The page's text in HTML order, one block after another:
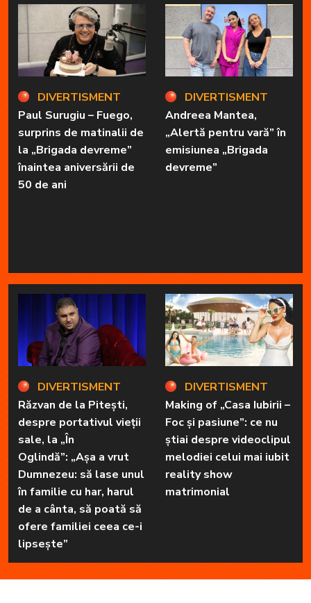
DIVERTISMENT
Paul Surugiu – Fuego,
surprins de matinalii de
la „Brigada devreme”
înaintea aniversării de
50 de ani
DIVERTISMENT
Răzvan de la Pitești,
despre portativul vieții
sale, la „În
Oglindă”: „Așa a vrut
Dumnezeu: să lase unul
în familie cu har, harul
de a cânta, să poată să
ofere familiei ceea ce-i
lipsește”
DIVERTISMENT
Andreea Mantea,
„Alertă pentru vară” în
emisiunea „Brigada
devreme”
DIVERTISMENT
Making of „Casa Iubirii –
Foc și pasiune”: ce nu
știai despre videoclipul
melodiei celui mai iubit
reality show
matrimonial